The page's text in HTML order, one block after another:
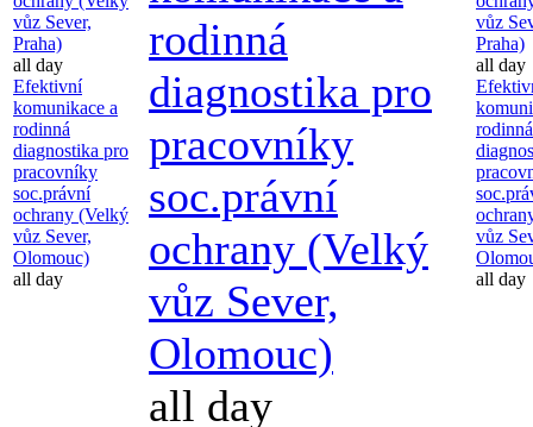
vůz Sever,
Praha)
all day
Efektivní
komunikace a
rodinná
diagnostika pro
pracovníky
soc.právní
ochrany (Velký
vůz Sever,
Olomouc)
all day
rodinná
diagnostika pro
pracovníky
soc.právní
ochrany (Velký
vůz Sever,
Olomouc)
all day
vůz
Praha)
all day
rodinná
vůz
all day